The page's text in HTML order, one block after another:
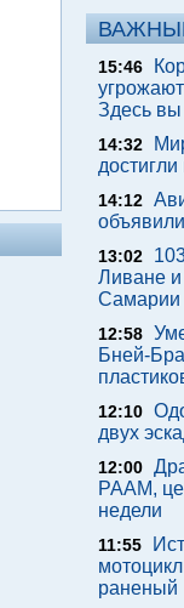
15:46
Здесь вы
14:32
14:12
13:02
Ливане
Самарии
12:58
Бней-
12:10
двух
12:00
РААМ,
недели
11:55
раненый